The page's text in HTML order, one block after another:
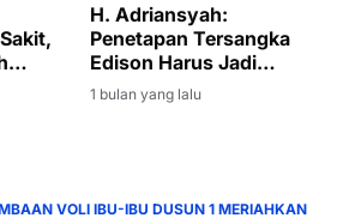
dari
H. Adriansyah:
Penetapan Tersangka
Edison Harus Jadi
Momentum Bersih-Bersih
Korupsi di Muara Enim
1 bulan yang lalu
VOLI IBU-IBU DUSUN 1 MERIAHKAN